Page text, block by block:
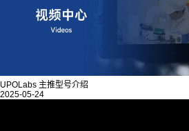
UPOLabs 主推型号介绍
2025-05-24